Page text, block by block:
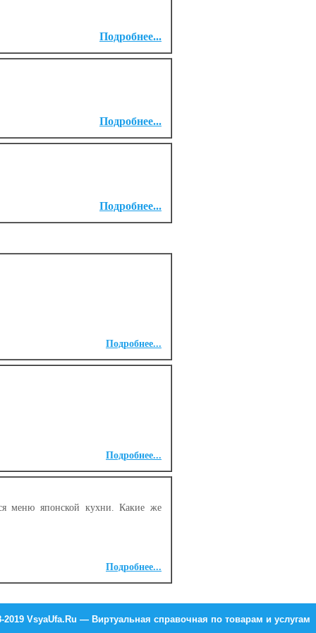
Подробнее...
Подробнее...
Подробнее...
Подробнее...
Подробнее...
меню японской кухни. Какие же
Подробнее...
2019 VsyaUfa.Ru — Виртуальная справочная по товарам и услугам